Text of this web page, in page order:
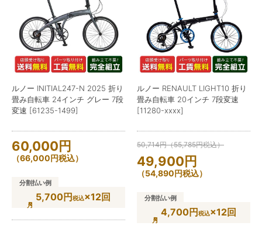
ルノー INITIAL247-N 2025 折り
畳み自転車 24インチ グレー 7段
変速 [61235-1499]
60,000円
（66,000円税込）
分割払い例
5,700円税込×12回
ルノー RENAULT LIGHT10 折り
畳み自転車 20インチ 7段変速
[11280-xxxx]
50,714円（55,785円税込）
49,900円
（54,890円税込）
分割払い例
4,700円税込×12回